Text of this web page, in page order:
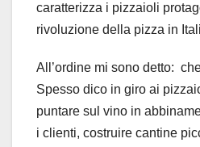
caratterizza i pizzaioli
rivoluzione della pizza in
All’ordine mi sono detto:
Spesso dico in giro ai
puntare sul vino in
i clienti, costruire cantine